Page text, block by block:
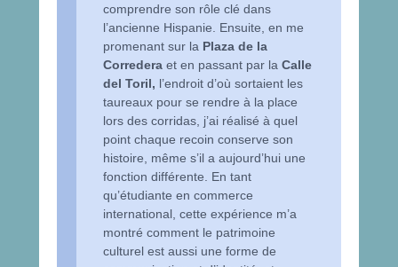
comprendre son rôle clé dans
l’ancienne Hispanie. Ensuite, en me
promenant sur la Plaza de la
Corredera et en passant par la Calle
del Toril, l’endroit d’où sortaient les
taureaux pour se rendre à la place
lors des corridas, j’ai réalisé à quel
point chaque recoin conserve son
histoire, même s’il a aujourd’hui une
fonction différente. En tant
qu’étudiante en commerce
international, cette expérience m’a
montré comment le patrimoine
culturel est aussi une forme de